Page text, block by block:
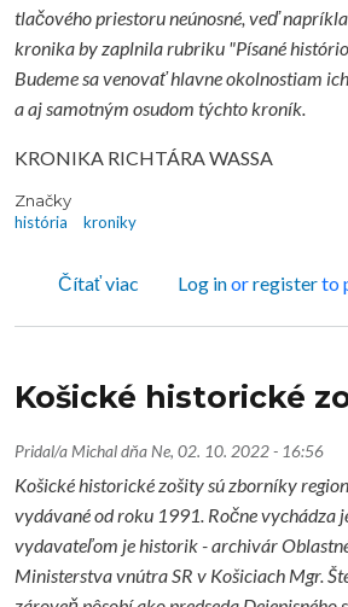
tlačového priestoru neúnosné, veď
kronika by zaplnila rubriku "Písané
Budeme sa venovať hlavne okolnostiam
a aj samotným osudom týchto kroník.
KRONIKA RICHTÁRA WASSA
Značky
história
kroniky
Čítať viaco KOŠICKÉ KRONIKY
Log inorregisterto
Košické historické
Pridal/a Michaldňa Ne, 02. 10. 2022 - 16:56
Košické historické zošity sú zborníky
vydávané od roku 1991. Ročne vychádza
vydavateľom je historik - archivár
Ministerstva vnútra SR v Košiciach Mgr.